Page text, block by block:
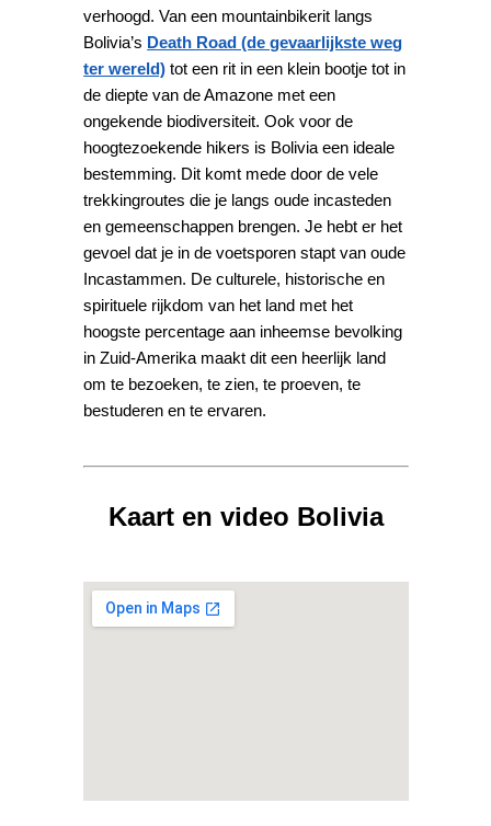
verhoogd. Van een mountainbikerit langs
Bolivia’s Death Road (de gevaarlijkste weg
ter wereld) tot een rit in een klein bootje tot in
de diepte van de Amazone met een
ongekende biodiversiteit. Ook voor de
hoogtezoekende hikers is Bolivia een ideale
bestemming. Dit komt mede door de vele
trekkingroutes die je langs oude incasteden
en gemeenschappen brengen. Je hebt er het
gevoel dat je in de voetsporen stapt van oude
Incastammen. De culturele, historische en
spirituele rijkdom van het land met het
hoogste percentage aan inheemse bevolking
in Zuid-Amerika maakt dit een heerlijk land
om te bezoeken, te zien, te proeven, te
bestuderen en te ervaren.
Kaart en video Bolivia